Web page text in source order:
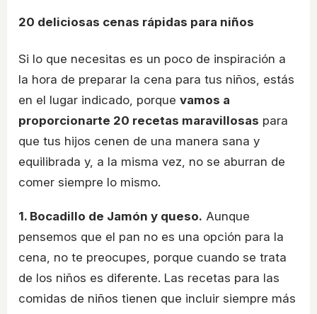
20 deliciosas cenas rápidas para niños
Si lo que necesitas es un poco de inspiración a
la hora de preparar la cena para tus niños, estás
en el lugar indicado, porque vamos a
proporcionarte 20 recetas maravillosas para
que tus hijos cenen de una manera sana y
equilibrada y, a la misma vez, no se aburran de
comer siempre lo mismo.
1. Bocadillo de Jamón y queso. Aunque
pensemos que el pan no es una opción para la
cena, no te preocupes, porque cuando se trata
de los niños es diferente. Las recetas para las
comidas de niños tienen que incluir siempre más